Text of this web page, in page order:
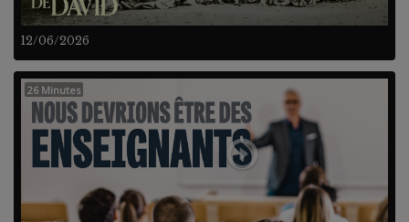
12/06/2026
26 Minutes